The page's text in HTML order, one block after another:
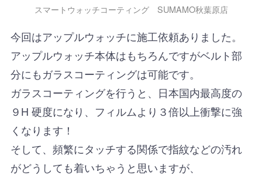
スマートウォッチコーティング SUMAMO秋葉原店
今回はアップルウォッチに施工依頼ありました。
アップルウォッチ本体はもちろんですがベルト部
分にもガラスコーティングは可能です。
ガラスコーティングを行うと、日本国内最高度の
９H 硬度になり、フィルムより３倍以上衝撃に強
くなります！
そして、頻繁にタッチする関係で指紋などの汚れ
がどうしても着いちゃうと思いますが、